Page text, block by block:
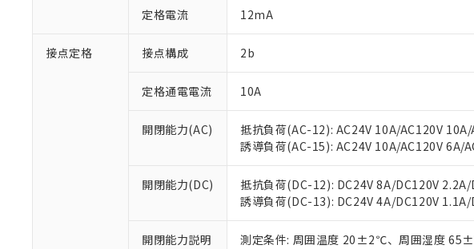
定格電流 12mA
接点定格 接点構成 2b
定格通電電流 10A
開閉能力(AC)
抵抗負荷(AC-12): AC24V 10A/AC120V
誘導負荷(AC-15): AC24V 10A/AC120V 6A/
開閉能力(DC)
抵抗負荷(DC-12): DC24V 8A/DC120V 2.2A/
誘導負荷(DC-13): DC24V 4A/DC120V
開閉能力説明 測定条件: 周囲温度 20±2℃、周囲湿度
い。
正式な納期状況および標準価格は
当社販売員にご相談ください。
オムロン制御機器販売店や当社販
在庫状況および標準価格結果を当
す。
マイパーツ機能（部品リスト作成
但し、RoHS指令で産業用監視および制御機器に対す
※2 対応予定月
部品在庫の切り替え状況などにより、予
「○」：最大均質材料含有率が中国
「×」：最大均質材料含有率が中国
*中国RoHS10物質の基準値 (GB/T26572)：
Pb(鉛) :1000ppm、 Hg(水銀) : 1000ppm、 Cd(カド
Cr(Ⅵ)(六価クロム) : 1000ppm、 PBBs(ポリ臭化ビ
DBP(フタル酸ジブチル) : 1000ppm、 DIBP(フタル
DEHP(フタル酸ビス(2-エチルヘキシル)) : 1000ppm
※2 環境保護使用期限
「ｅ」：有害物質（10物質）のすべてが
「10」：通常の使用状況下において有
味します。
当社は、これら貴社製品のうち、
当社は貴社製品を、核兵器、ミサ
置等に一切使用いたしません。
当社は、貴社製品を第三者に販売
また当社は、販売先および販売に
たしません。
号
○ 一定数以上の在庫あり
△ 一定数には満たないが在庫あり
－
在庫なし(最新の在庫状況につ
機器販売店・当社販売員にご
空
受注生産機種、また在庫状況